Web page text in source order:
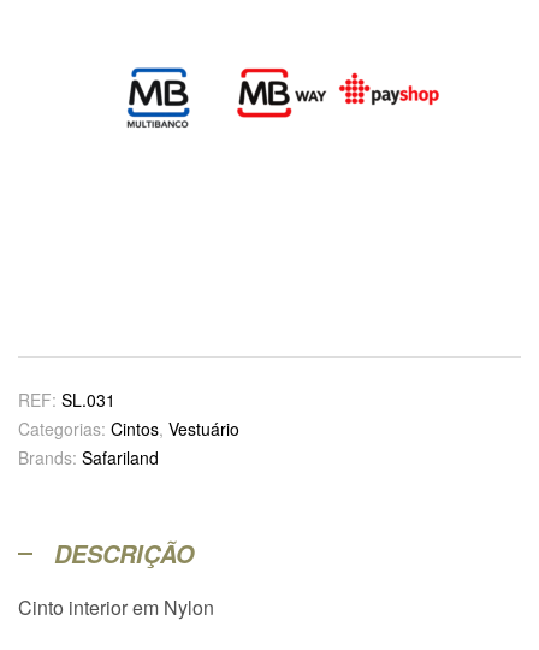
REF: SL.031
Categorias: Cintos, Vestuário
Brands: Safariland
DESCRIÇÃO
Cinto interior em Nylon